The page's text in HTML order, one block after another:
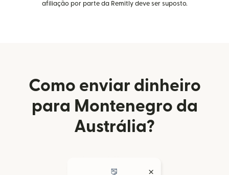
afiliação por parte da Remitly deve ser suposto.
Como enviar dinheiro
para Montenegro da
Austrália?